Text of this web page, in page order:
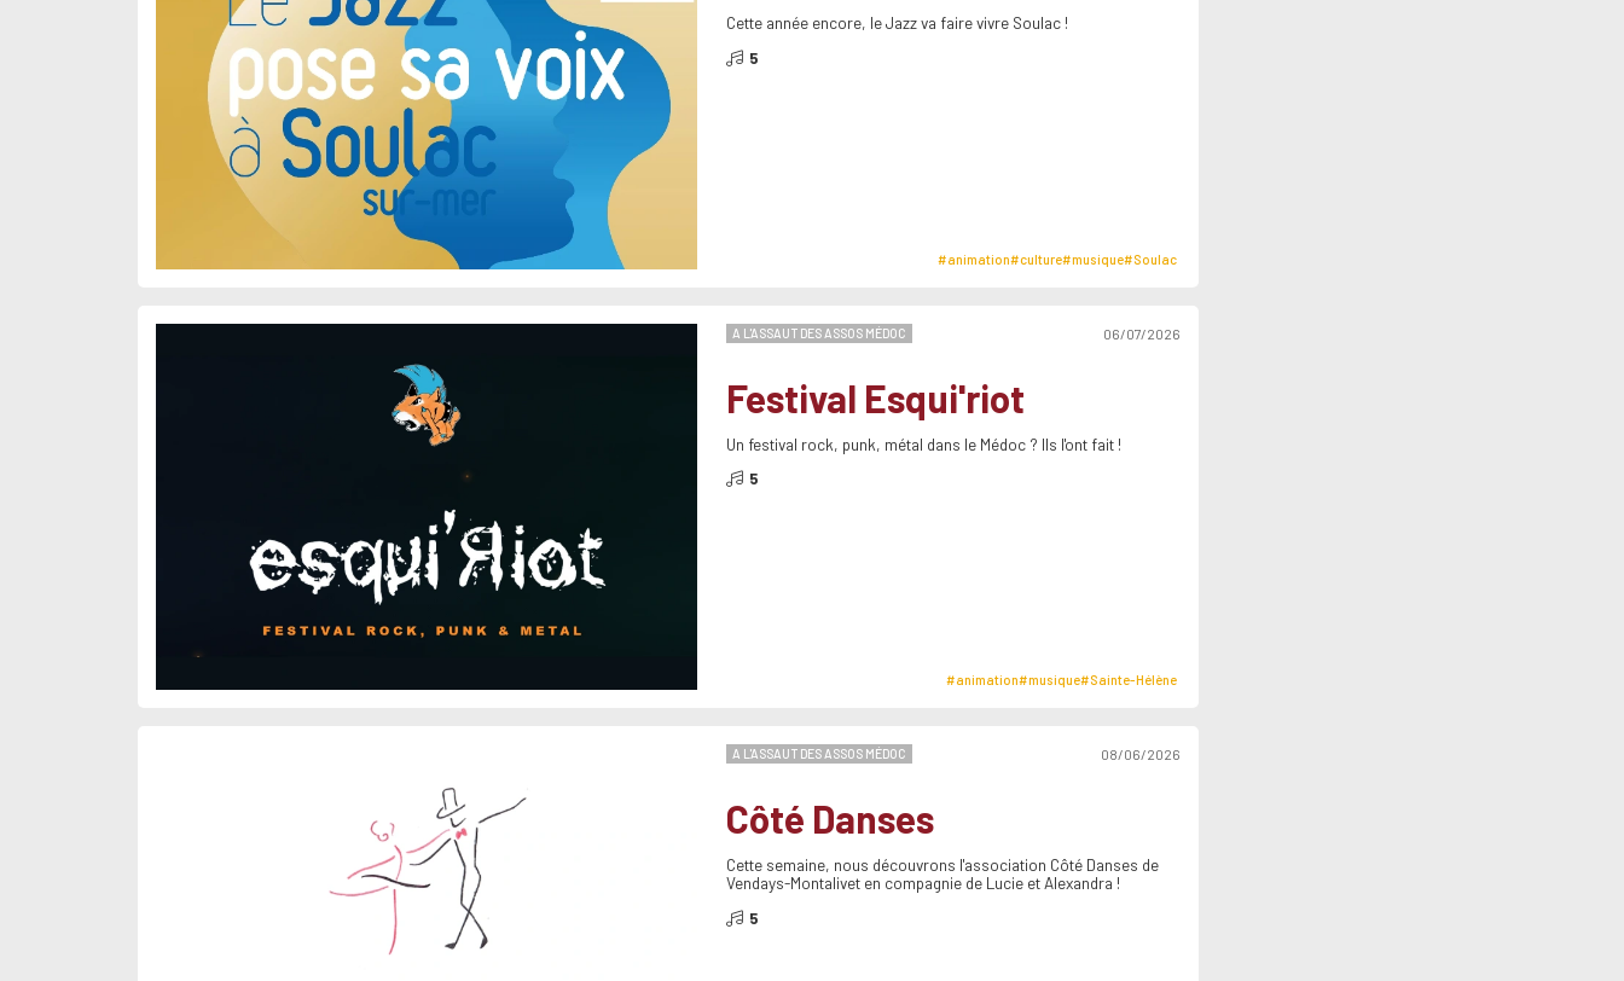
Cette année encore, le Jazz va faire vivre Soulac !
5
#animation#culture#musique#Soulac
A L'ASSAUT DES ASSOS MÉDOC 06/07/2026
Festival Esqui'riot
Un festival rock, punk, métal dans le Médoc ? Ils l'ont fait !
5
#animation#musique#Sainte-Hélène
A L'ASSAUT DES ASSOS MÉDOC 08/06/2026
Côté Danses
Cette semaine, nous découvrons l'association Côté Danses de
Vendays-Montalivet en compagnie de Lucie et Alexandra !
5